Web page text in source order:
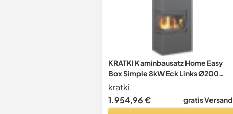
KRATKI Kaminbausatz Home Easy
Box Simple 8kW Eck Links Ø200
BImSchV 2 EEK A
kratki
1.954,96 €
gratis Versand